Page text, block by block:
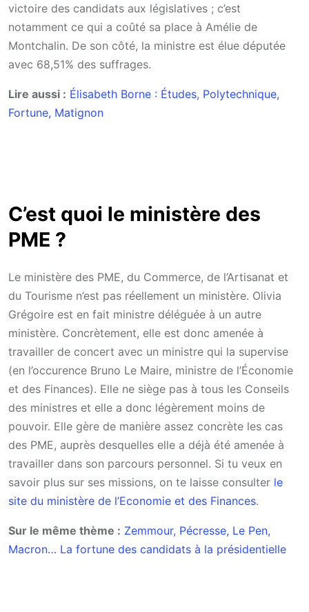
victoire des candidats aux législatives ; c’est
notamment ce qui a coûté sa place à Amélie de
Montchalin. De son côté, la ministre est élue députée
avec 68,51% des suffrages.
Lire aussi : Élisabeth Borne : Études, Polytechnique,
Fortune, Matignon
C’est quoi le ministère des
PME ?
Le ministère des PME, du Commerce, de l’Artisanat et
du Tourisme n’est pas réellement un ministère. Olivia
Grégoire est en fait ministre déléguée à un autre
ministère. Concrètement, elle est donc amenée à
travailler de concert avec un ministre qui la supervise
(en l’occurence Bruno Le Maire, ministre de l’Économie
et des Finances). Elle ne siège pas à tous les Conseils
des ministres et elle a donc légèrement moins de
pouvoir. Elle gère de manière assez concrète les cas
des PME, auprès desquelles elle a déjà été amenée à
travailler dans son parcours personnel. Si tu veux en
savoir plus sur ses missions, on te laisse consulter le
site du ministère de l’Economie et des Finances.
Sur le même thème : Zemmour, Pécresse, Le Pen,
Macron… La fortune des candidats à la présidentielle